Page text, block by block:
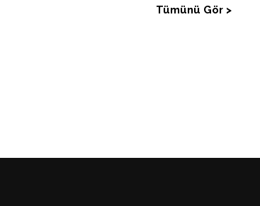
Tümünü Gör >